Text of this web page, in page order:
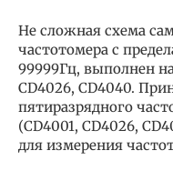
Не сложная схема
частотомера с
99999Гц, выполнен
CD4026, CD4040.
пятиразрядного
(CD4001, CD4026,
для измерения